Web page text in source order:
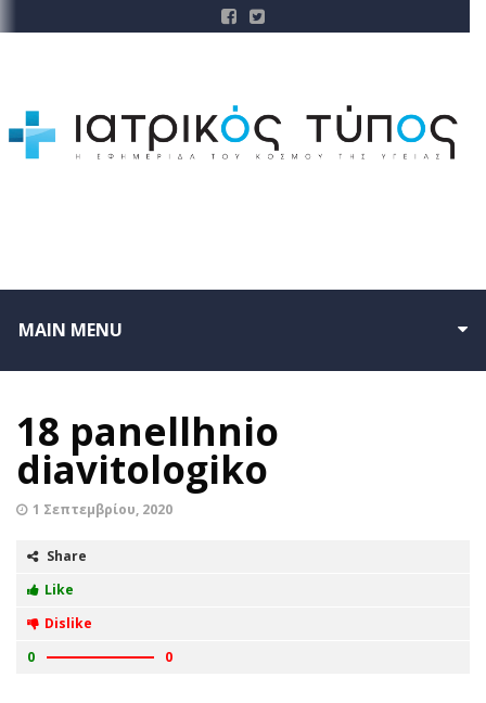
MAIN MENU
18 panellhnio
diavitologiko
1 Σεπτεμβρίου, 2020
Share
Like
Dislike
0
0